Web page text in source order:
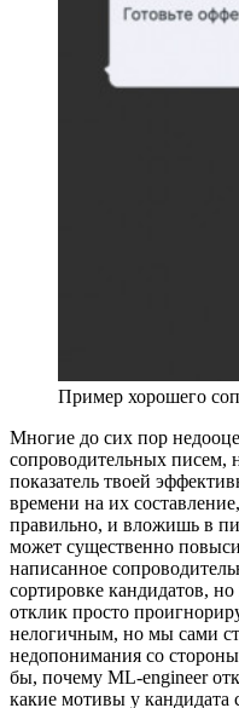
Пример хорошего
Многие до сих пор
сопроводительных писем,
показатель твоей
времени на их
правильно, и вложишь в
может существенно
написанное
сортировке кандидатов,
отклик просто
нелогичным, но мы сами
недопонимания со
бы, почему ML-engineer
какие мотивы у кандидата